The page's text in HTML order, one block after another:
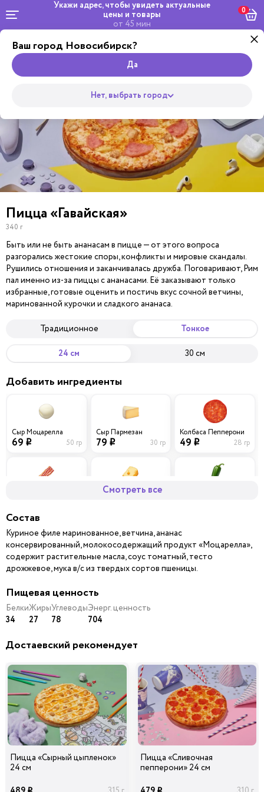
Укажи адрес, чтобы увидеть актуальные
цены и товары
от 45 мин
Ваш город Новосибирск?
Да
Нет, выбрать город
0
Роллы
Комбо и
Пицца
Пицца «Гавайская»
340 г
Быть или не быть ананасам в пицце — от этого вопроса
разгорались жестокие споры, конфликты и мировые скандалы.
Рушились отношения и заканчивалась дружба. Поговаривают, Рим
пал именно из-за пиццы с ананасами. Её заказывают только
избранные, готовые оценить и постичь вкус сочной ветчины,
маринованной курочки и сладкого ананаса.
Традиционное Тонкое
24 см 30 см
Добавить ингредиенты
Сыр Моцарелла
69 i 50 гр
Сыр Пармезан
79 i 30 гр
Колбаса Пепперони
49 i 28 гр
Сыр Чеддер
Шампиньоны
29i 40 гр
Ветчина
29i 40 гр
Колбаски Охотничьи
39i
Лук
39i 15 гр 39i
Ананасы
консервированные
39i 40 гр
Огурцы
маринованные
29i 30 гр
Лук Красный
29i 20 гр
Перец болгарский
Смотреть все
Состав
Куриное филе маринованное, ветчина, ананас
консервированный, молокосодержащий продукт «Моцарелла»,
содержит растительные масла, соус томатный, тесто
дрожжевое, мука в/с из твердых сортов пшеницы.
Пищевая ценность
Белки
34
Жиры
27
Углеводы
78
Энерг. ценность
704
Достаевский рекомендует
Пицца «Сырный цыпленок»
24 см
Пицца «Сливочная
пепперони» 24 см